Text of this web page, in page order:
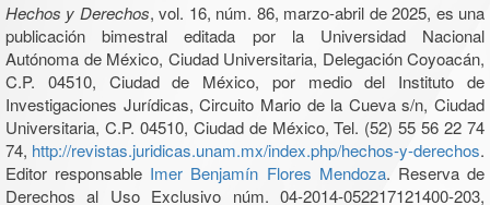
Hechos y Derechos, vol. 16, núm. 86, marzo-abril de 2025, es una
publicación bimestral editada por la Universidad Nacional
Autónoma de México, Ciudad Universitaria, Delegación Coyoacán,
C.P. 04510, Ciudad de México, por medio del Instituto de
Investigaciones Jurídicas, Circuito Mario de la Cueva s/n, Ciudad
Universitaria, C.P. 04510, Ciudad de México, Tel. (52) 55 56 22 74
74, http://revistas.juridicas.unam.mx/index.php/hechos-y-derechos.
Editor responsable Imer Benjamín Flores Mendoza. Reserva de
Derechos al Uso Exclusivo núm. 04-2014-052217121400-203,